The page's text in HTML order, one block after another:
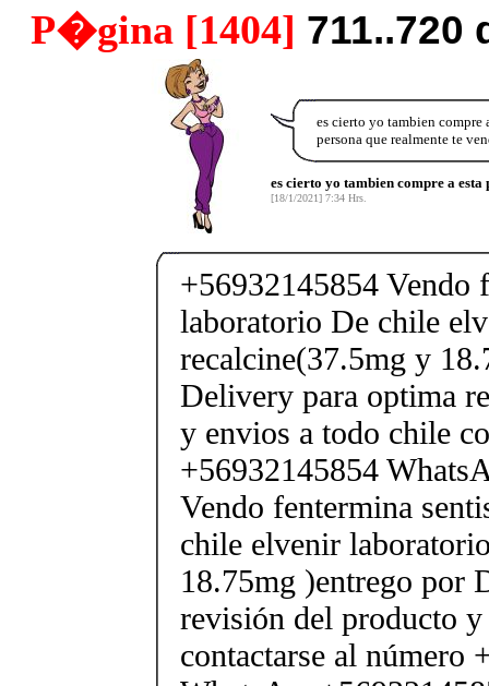
P�gina [1404] 711..720
es cierto yo tambien compre
persona que realmente te
es cierto yo tambien compre a esta
[18/1/2021] 7:34 Hrs.
+56932145854 Vendo
laboratorio De chile
recalcine(37.5mg y
Delivery para optima
y envios a todo chile
+56932145854
Vendo fentermina
chile elvenir
18.75mg )entrego por
revisión del producto
contactarse al número